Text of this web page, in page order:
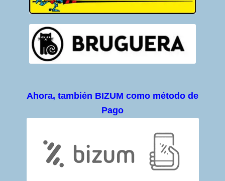
Ahora, también BIZUM como método de
Pago